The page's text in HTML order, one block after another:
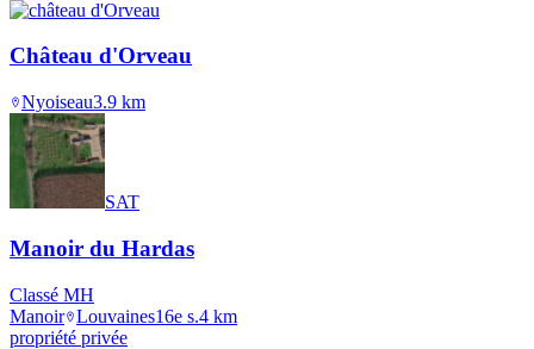
Château d'Orveau
Nyoiseau3.9 km
SAT
Manoir du Hardas
Classé MH
Manoir Louvaines16e s.4 km
propriété privée